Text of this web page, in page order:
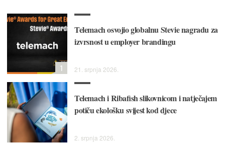
Telemach osvojio globalnu Stevie nagradu za
izvrsnost u employer brandingu
21. srpnja 2026.
1
Telemach i Ribafish slikovnicom i natječajem
potiču ekološku svijest kod djece
2. srpnja 2026.